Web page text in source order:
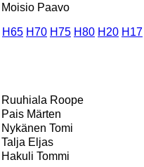
Moisio Paavo
H65 H70 H75 H80 H20 H17
Ruuhiala Roope
Pais Märten
Nykänen Tomi
Talja Eljas
Hakuli Tommi